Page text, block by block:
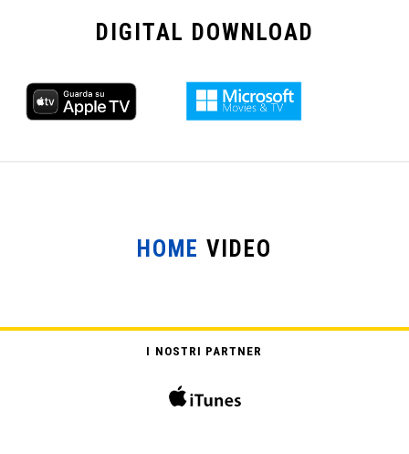
DIGITAL DOWNLOAD
HOME VIDEO
I NOSTRI PARTNER